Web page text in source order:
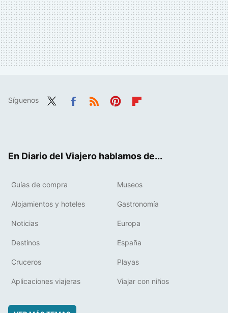
Síguenos
En Diario del Viajero hablamos de...
Guías de compra Museos
Alojamientos y hoteles Gastronomía
Noticias Europa
Destinos España
Cruceros Playas
Aplicaciones viajeras Viajar con niños